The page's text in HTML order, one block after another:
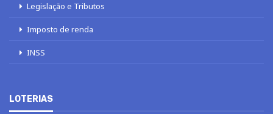
Legislação e Tributos
Imposto de renda
INSS
LOTERIAS